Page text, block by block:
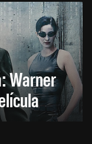
Warner